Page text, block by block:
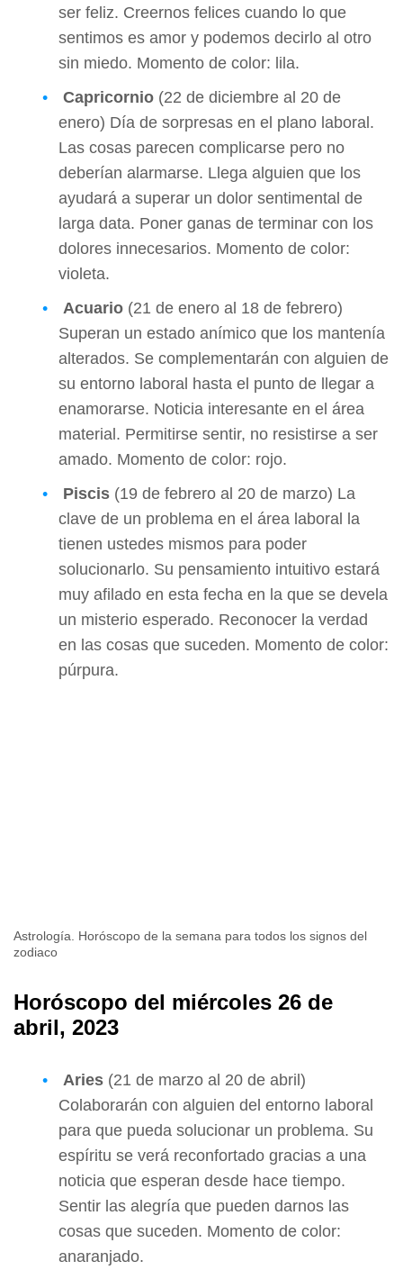
ser feliz. Creernos felices cuando lo que
sentimos es amor y podemos decirlo al otro
sin miedo. Momento de color: lila.
Capricornio (22 de diciembre al 20 de
enero) Día de sorpresas en el plano laboral.
Las cosas parecen complicarse pero no
deberían alarmarse. Llega alguien que los
ayudará a superar un dolor sentimental de
larga data. Poner ganas de terminar con los
dolores innecesarios. Momento de color:
violeta.
Acuario (21 de enero al 18 de febrero)
Superan un estado anímico que los mantenía
alterados. Se complementarán con alguien de
su entorno laboral hasta el punto de llegar a
enamorarse. Noticia interesante en el área
material. Permitirse sentir, no resistirse a ser
amado. Momento de color: rojo.
Piscis (19 de febrero al 20 de marzo) La
clave de un problema en el área laboral la
tienen ustedes mismos para poder
solucionarlo. Su pensamiento intuitivo estará
muy afilado en esta fecha en la que se devela
un misterio esperado. Reconocer la verdad
en las cosas que suceden. Momento de color:
púrpura.
Astrología. Horóscopo de la semana para todos los signos del
zodiaco
Horóscopo del miércoles 26 de
abril, 2023
Aries (21 de marzo al 20 de abril)
Colaborarán con alguien del entorno laboral
para que pueda solucionar un problema. Su
espíritu se verá reconfortado gracias a una
noticia que esperan desde hace tiempo.
Sentir las alegría que pueden darnos las
cosas que suceden. Momento de color:
anaranjado.